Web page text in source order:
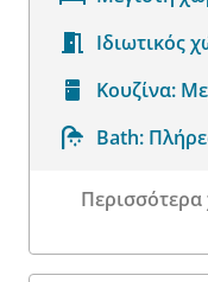
Ιδιωτικός
Κουζίνα:
Bath:
Λεπτομέρειες